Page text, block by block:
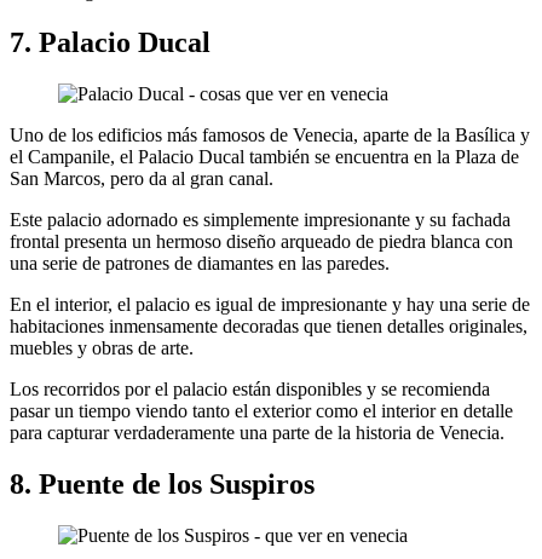
7. Palacio Ducal
Uno de los edificios más famosos de Venecia, aparte de la Basílica y
el Campanile, el Palacio Ducal también se encuentra en la Plaza de
San Marcos, pero da al gran canal.
Este palacio adornado es simplemente impresionante y su fachada
frontal presenta un hermoso diseño arqueado de piedra blanca con
una serie de patrones de diamantes en las paredes.
En el interior, el palacio es igual de impresionante y hay una serie de
habitaciones inmensamente decoradas que tienen detalles originales,
muebles y obras de arte.
Los recorridos por el palacio están disponibles y se recomienda
pasar un tiempo viendo tanto el exterior como el interior en detalle
para capturar verdaderamente una parte de la historia de Venecia.
8. Puente de los Suspiros